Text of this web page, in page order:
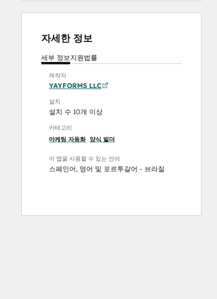
자세한 정보
세부 정보지원법률
제작자
YAYFORMS LLC
설치
설치 수 10개 이상
카테고리
마케팅 자동화 양식 빌더
이 앱을 사용할 수 있는 언어
스페인어, 영어 및 포르투갈어 - 브라질